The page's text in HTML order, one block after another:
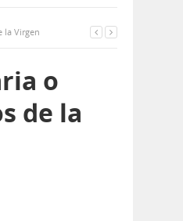
la Virgen
o
de la